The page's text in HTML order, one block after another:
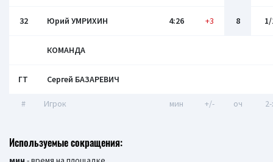
32 Юрий УМРИХИН 4:26 +3 8
КОМАНДА
ГТ Сергей БАЗАРЕВИЧ
# Игрок мин +/- оч
Используемые сокращения: